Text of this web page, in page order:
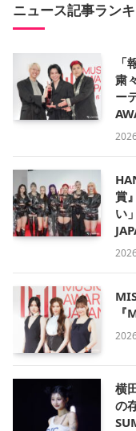
ニュース記事ラン
粛
ー
賞
い
横
の